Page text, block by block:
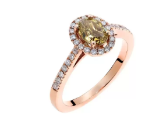
δάκρυ ή αυτή τηροζέτα με κίτρινι
άψογα το κίτρινο με τα λευκά